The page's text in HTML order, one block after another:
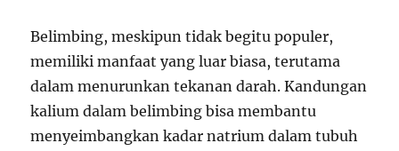
Belimbing, meskipun tidak begitu populer,
memiliki manfaat yang luar biasa, terutama
dalam menurunkan tekanan darah. Kandungan
kalium dalam belimbing bisa membantu
menyeimbangkan kadar natrium dalam tubuh